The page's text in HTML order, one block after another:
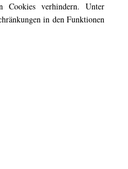
Cookies verhindern. Unter
in den Funktionen